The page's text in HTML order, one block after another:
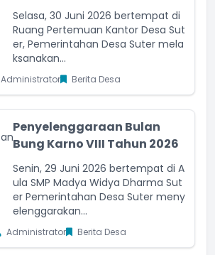
Selasa, 30 Juni 2026 bertempat di
Ruang Pertemuan Kantor Desa Sut
er, Pemerintahan Desa Suter mela
ksanakan...
Administrator Berita Desa
Penyelenggaraan Bulan
Bung Karno VIII Tahun 2026
Senin, 29 Juni 2026 bertempat di A
ula SMP Madya Widya Dharma Sut
er Pemerintahan Desa Suter meny
elenggarakan...
Administrator Berita Desa